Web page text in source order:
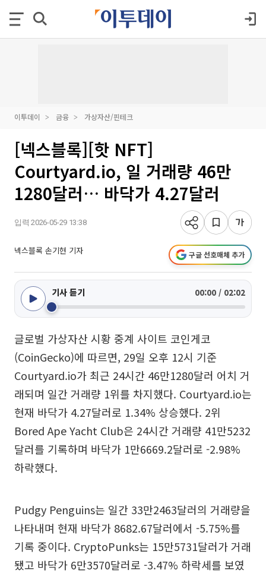
이투데이 금융 가상자산/핀테크
[넥스블록][핫 NFT]
Courtyard.io, 일 거래량 46만
1280달러… 바닥가 4.27달러
입력 2026-05-29 13:38
넥스블록 손기현 기자 구글 선호매체 추가
기사 듣기 00:00 / 02:02
글로벌 가상자산 시황 중계 사이트 코인게코
(CoinGecko)에 따르면, 29일 오후 12시 기준
Courtyard.io가 최근 24시간 46만1280달러 어치 거
래되며 일간 거래량 1위를 차지했다. Courtyard.io는
현재 바닥가 4.27달러로 1.34% 상승했다. 2위
Bored Ape Yacht Club은 24시간 거래량 41만5232
달러를 기록하며 바닥가 1만6669.2달러로 -2.98%
하락했다.
Pudgy Penguins는 일간 33만2463달러의 거래량을
나타내며 현재 바닥가 8682.67달러에서 -5.75%를
기록 중이다. CryptoPunks는 15만5731달러가 거래
됐고 바닥가 6만3570달러로 -3.47% 하락세를 보였